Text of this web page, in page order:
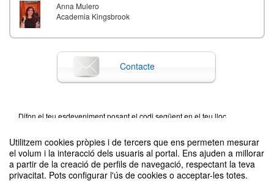
Utilitzem cookies pròpies i de tercers que ens permeten mesurar
el volum i la interacció dels usuaris al portal. Ens ajuden a millorar
a partir de la creació de perfils de navegació, respectant la teva
privacitat. Pots configurar l'ús de cookies o acceptar-les totes.
Anna Mulero
Academia Kingsbrook
Contacte
Difon el teu esdeveniment posant el codi següent en el teu lloc